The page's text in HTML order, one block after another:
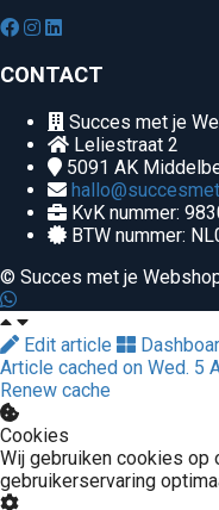
CONTACT
Succes met je
Leliestraat 2
5091 AK
KvK nummer:
BTW nummer:
© Succes met je
Edit article
Article cached on Wed. 5
Renew cache
Cookies
Wij gebruiken cookies op
gebruikerservaring